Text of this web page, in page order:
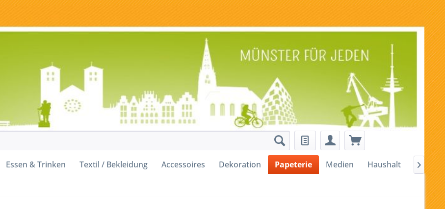
Essen & Trinken Textil / Bekleidung Accessoires Dekoration Papeterie Medien Haushalt Alles für
